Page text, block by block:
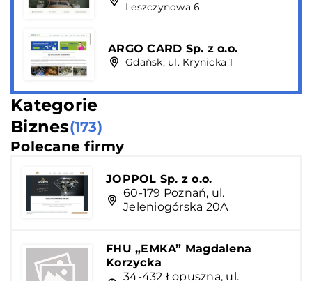
Leszczynowa 6
ARGO CARD Sp. z o.o.
Gdańsk, ul. Krynicka 1
Kategorie
Biznes(173)
Polecane firmy
JOPPOL Sp. z o.o.
60-179 Poznań, ul.
Jeleniogórska 20A
FHU „EMKA” Magdalena
Korzycka
34-432 Łopuszna, ul.